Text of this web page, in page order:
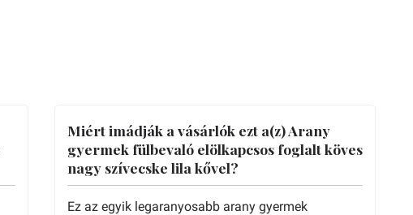
Miért imádják a vásárlók ezt a(z) Arany
gyermek fülbevaló elölkapcsos foglalt köves
nagy szívecske lila kővel?
Ez az egyik legaranyosabb arany gyermek